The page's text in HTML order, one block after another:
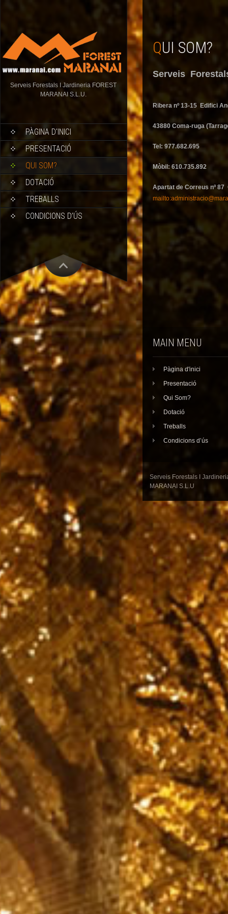
Serveis Forestals I Jardineria FOREST
MARANAI S.L.U.
PÀGINA D'INICI
PRESENTACIÓ
QUI SOM?
DOTACIÓ
TREBALLS
CONDICIONS D’ÚS
QUI SOM?
Serveis
Ribera nº 13-15 Edifici
43880 Coma-ruga
Tel: 977.682.695
Mòbil: 610.735.892
Apartat de Correus nº 87
MAIN MENU
Pàgina d'inici
Presentació
Qui Som?
Dotació
Treballs
Condicions d’ús
Serveis Forestals I
MARANAI S.L.U